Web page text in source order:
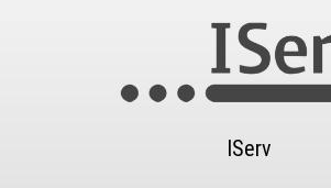
IServ